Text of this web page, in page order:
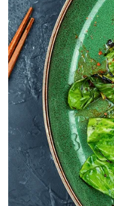
Manz bien, partaz bien;
avec le cœur!